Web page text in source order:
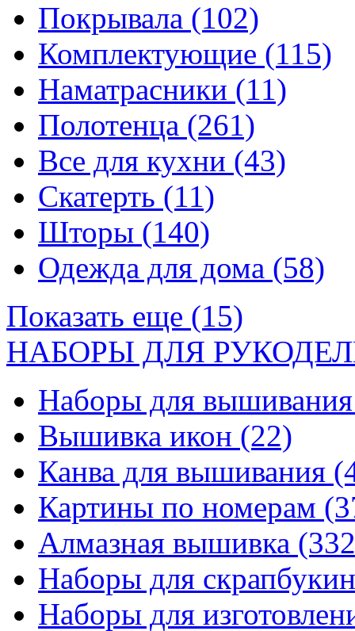
Покрывала (102)
Комплектующие (115)
Наматрасники (11)
Полотенца (261)
Все для кухни (43)
Скатерть (11)
Шторы (140)
Одежда для дома (58)
Показать еще (15)
НАБОРЫ ДЛЯ
Наборы для
Вышивка икон (22)
Канва для вышивания
Картины по номерам
Алмазная вышивка
Наборы для
Наборы для